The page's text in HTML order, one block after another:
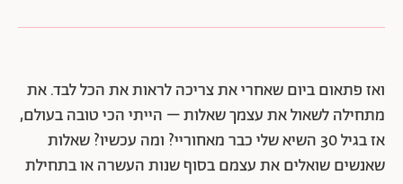
ואז פתאום ביום שאחרי את צריכה לראות את הכל לבד. את
מתחילה לשאול את עצמך שאלות – הייתי הכי טובה בעולם,
אז בגיל 30 השיא שלי כבר מאחוריי? ומה עכשיו? שאלות
שאנשים שואלים את עצמם בסוף שנות העשרה או בתחילת